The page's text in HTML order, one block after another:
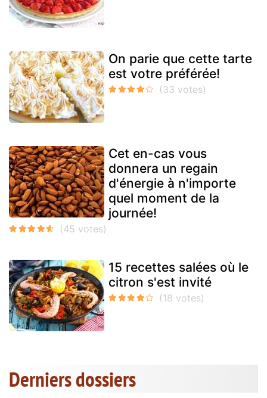
On parie que cette tarte
est votre préférée!
Cet en-cas vous
donnera un regain
d'énergie à n'importe
quel moment de la
journée!
15 recettes salées où le
citron s'est invité
Derniers dossiers